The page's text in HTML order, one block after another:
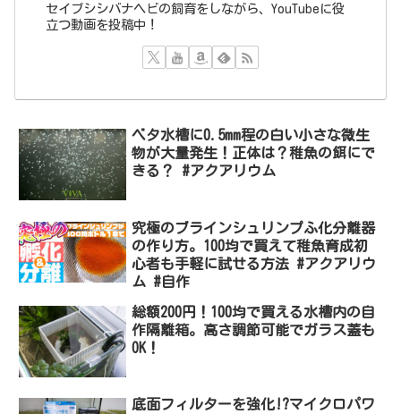
セイブシシバナヘビの飼育をしながら、YouTubeに役
立つ動画を投稿中！
ベタ水槽に0.5mm程の白い小さな微生
物が大量発生！正体は？稚魚の餌にで
きる？ #アクアリウム
究極のブラインシュリンプふ化分離器
の作り方。100均で買えて稚魚育成初
心者も手軽に試せる方法 #アクアリウ
ム #自作
総額200円！100均で買える水槽内の自
作隔離箱。高さ調節可能でガラス蓋も
OK！
底面フィルターを強化!?マイクロパワ